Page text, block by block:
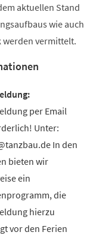
aktuellen Stand
wie auch
werden vermittelt.
per Email
Unter:
In den
bieten wir
ein
die
hierzu
vor den Ferien